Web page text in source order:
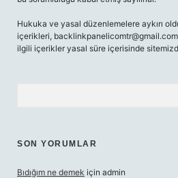
Hukuka ve yasal düzenlemelere aykırı
içerikleri, backlinkpanelicomtr@gmail.com
ilgili içerikler yasal süre içerisinde
SON YORUMLAR
Bıdığım ne demek için admin